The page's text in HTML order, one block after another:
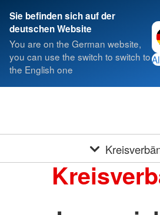
Sie befinden sich auf der
deutschen Website
You are on the German website,
you can use the switch to switch to
the English one